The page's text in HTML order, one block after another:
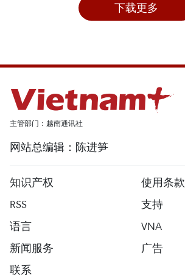
下载更多
主管部门：越南通讯社
网站总编辑：陈进笋
知识产权
使用条款
RSS
支持
语言
VNA
新闻服务
广告
联系